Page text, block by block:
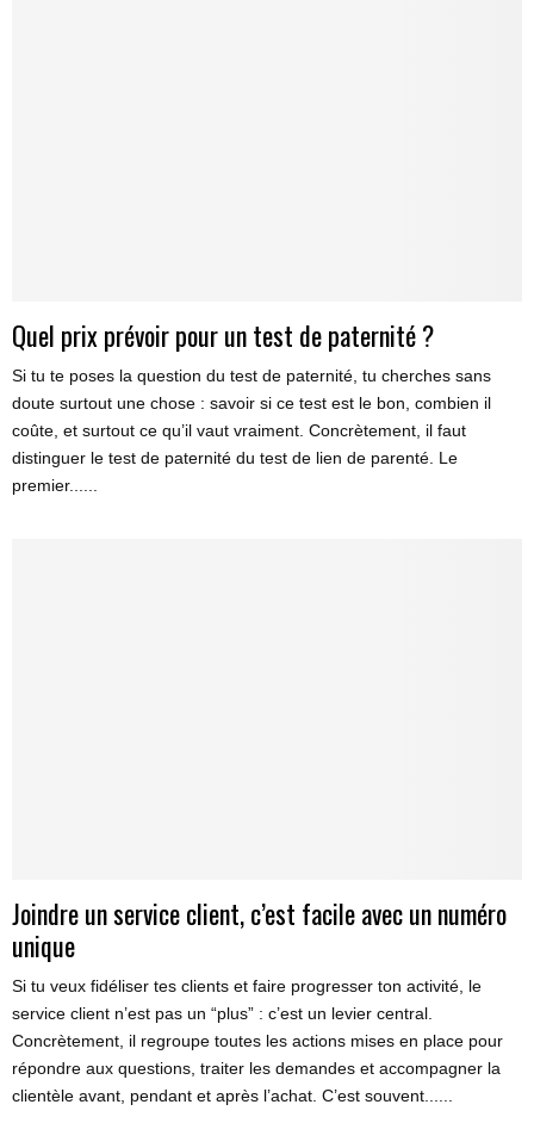
Quel prix prévoir pour un test de paternité ?
Si tu te poses la question du test de paternité, tu cherches sans
doute surtout une chose : savoir si ce test est le bon, combien il
coûte, et surtout ce qu’il vaut vraiment. Concrètement, il faut
distinguer le test de paternité du test de lien de parenté. Le
premier......
Joindre un service client, c’est facile avec un numéro
unique
Si tu veux fidéliser tes clients et faire progresser ton activité, le
service client n’est pas un “plus” : c’est un levier central.
Concrètement, il regroupe toutes les actions mises en place pour
répondre aux questions, traiter les demandes et accompagner la
clientèle avant, pendant et après l’achat. C’est souvent......